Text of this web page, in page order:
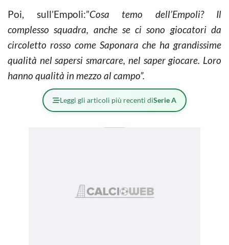
Poi, sull’Empoli:”Cosa temo dell’Empoli? Il
complesso squadra, anche se ci sono giocatori da
circoletto rosso come Saponara che ha grandissime
qualità nel sapersi smarcare, nel saper giocare. Loro
hanno qualità in mezzo al campo”.
Leggi gli articoli più recenti diSerie A